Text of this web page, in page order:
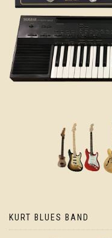
KURT BLUES BAND